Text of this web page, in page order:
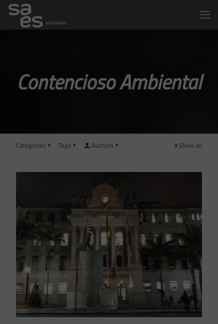
Contencioso Ambiental
Categories Tags Authors Show all